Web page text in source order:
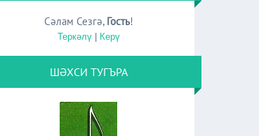
Сәлам Сезгә, Гость!
Теркәлү| Керү
ШӘХСИ ТУГЪРА